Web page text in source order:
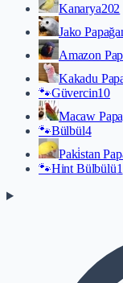
Kanarya202
Jako
Amazon
Kakadu
🐾Güvercin10
Macaw
🐾Bülbül4
Paki̇stan
🐾Hint Bülbülü1